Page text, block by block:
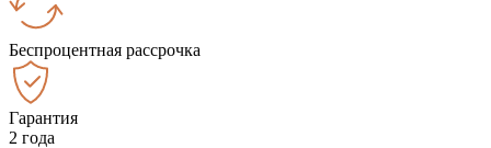
Беспроцентная рассрочка
Гарантия
2 года